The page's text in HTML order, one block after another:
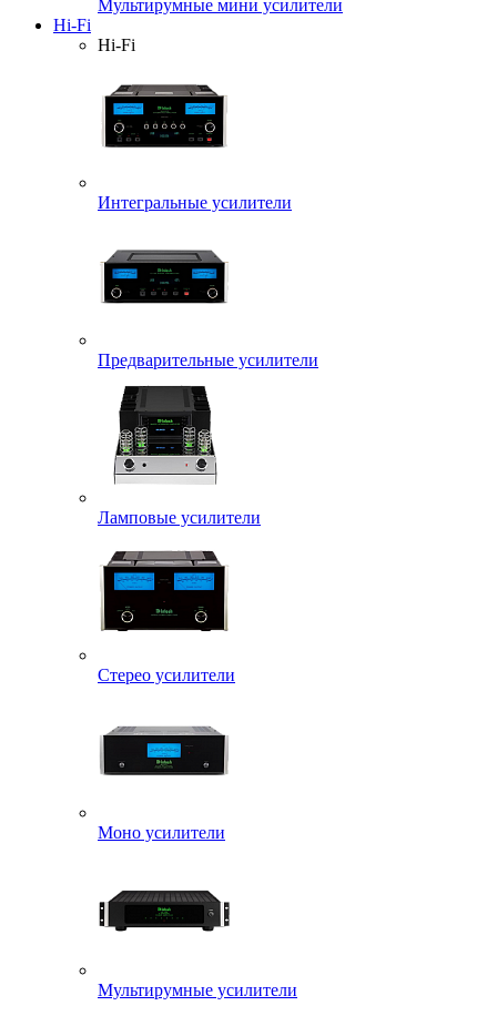
Мультирумные мини усилители
Hi-Fi
Hi-Fi
Интегральные усилители
Предварительные усилители
Ламповые усилители
Стерео усилители
Моно усилители
Мультирумные усилители